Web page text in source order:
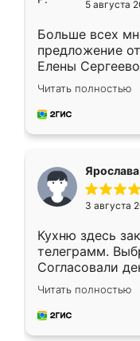
5 августа
Больше всех
предложение
Елены
короткие
для замера
предложил по
Читать полностью
Ярослава
3 августа
Кухню здесь
телеграмм.
Согласовали
недели кухня
довольны
мебель за
Читать полностью